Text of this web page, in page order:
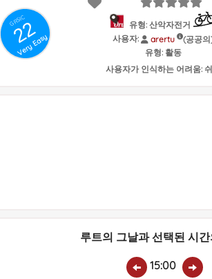
GRSIC
22
Very Easy
유형: 산악자전거
사용자:
arertu
(공공
유형: 활동
사용자가 인식하는 어려움:
루트의 그날과 선택된 시간
15:00